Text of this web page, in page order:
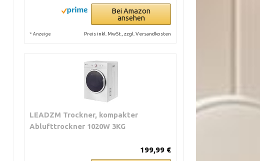
Bei Amazon
ansehen
* Anzeige Preis inkl. MwSt., zzgl. Versandkosten
LEADZM Trockner, kompakter
Ablufttrockner 1020W 3KG
199,99 €